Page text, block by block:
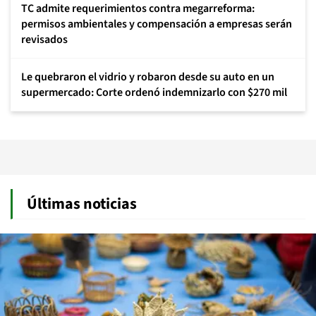
TC admite requerimientos contra megarreforma:
permisos ambientales y compensación a empresas serán
revisados
Le quebraron el vidrio y robaron desde su auto en un
supermercado: Corte ordenó indemnizarlo con $270 mil
Últimas noticias